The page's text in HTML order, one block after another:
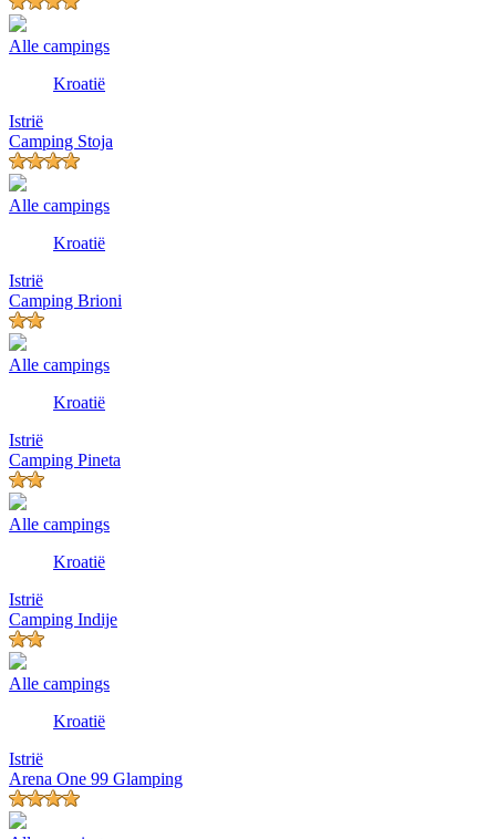
Alle campings
Kroatië
Istrië
Camping Stoja
Alle campings
Kroatië
Istrië
Camping Brioni
Alle campings
Kroatië
Istrië
Camping Pineta
Alle campings
Kroatië
Istrië
Camping Indije
Alle campings
Kroatië
Istrië
Arena One 99 Glamping